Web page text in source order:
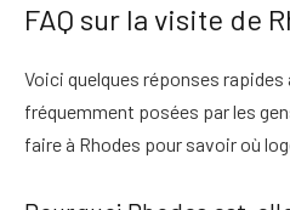
FAQ sur la visite de
Voici quelques réponses
fréquemment posées par les
faire à Rhodes pour savoir où